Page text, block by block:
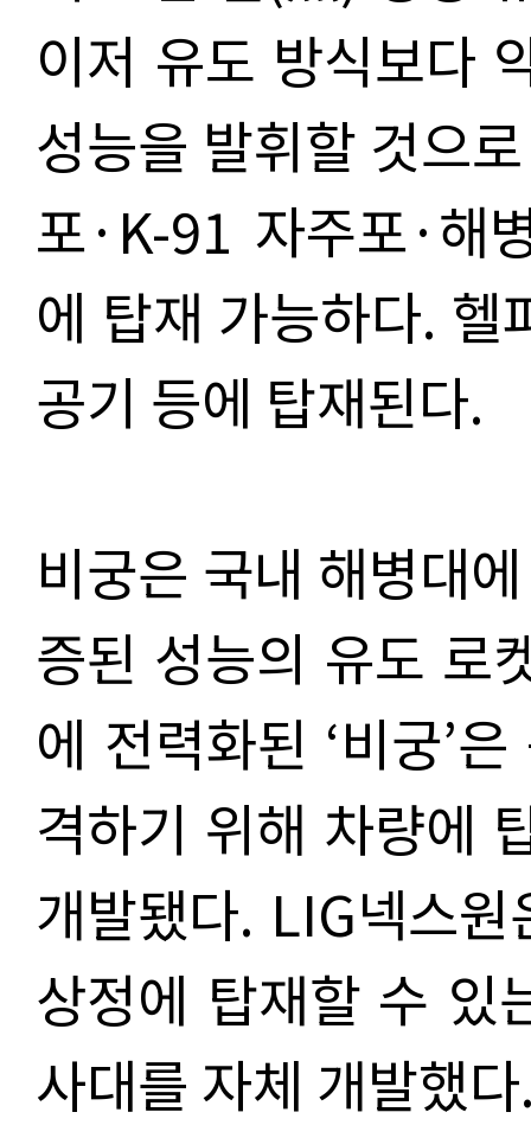
이저 유도 방식보다
성능을 발휘할 것으
포·K-91 자주포·해
에 탑재 가능하다.
공기 등에 탑재된다.
비궁은 국내 해병대
증된 성능의 유도 로
에 전력화된 ‘비궁’
격하기 위해 차량에
개발됐다. LIG넥스
상정에 탑재할 수 있
사대를 자체 개발했